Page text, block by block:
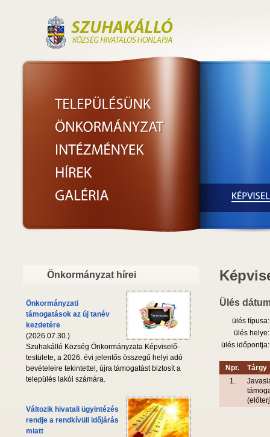
Önkormányzat hírei
Önkormányzati
támogatások az új tanév
kezdetére
(2026.07.30.)
Szuhakálló Község Önkormányzata Képviselő-
testülete, a 2026. évi jelentős összegű helyi adó
bevételeire tekintettel, újra támogatást biztosít a
település lakói számára.
Változik hivatali ügyintézés
rendje a rendkívüli időjárás
miatt
Ülés
ülés típusa:
ülés helye:
ülés időpontja:
Npr.
Tárgy
1.